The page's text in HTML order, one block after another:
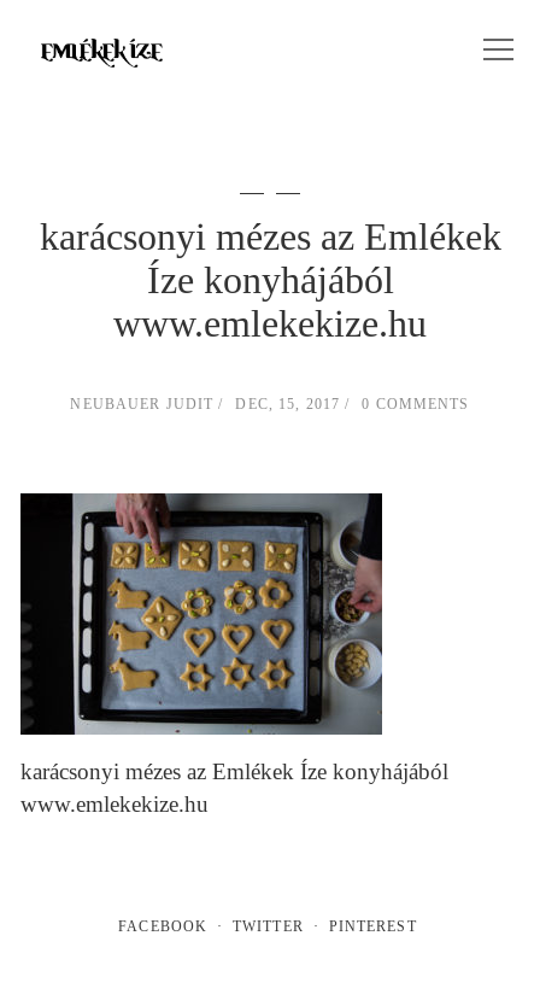
karácsonyi mézes az Emlékek
Íze konyhájából
www.emlekekize.hu
NEUBAUER JUDIT DEC, 15, 2017 0 COMMENTS
karácsonyi mézes az Emlékek Íze konyhájából
www.emlekekize.hu
FACEBOOK TWITTER PINTEREST